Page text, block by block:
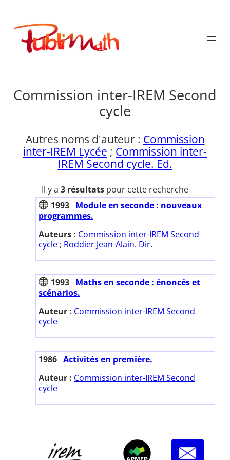
contenu
Publimath
Commission inter-IREM Second
cycle
Autres noms d'auteur : Commission
inter-IREM Lycée ; Commission inter-
IREM Second cycle. Ed.
Il y a 3 résultats pour cette recherche
1993 Module en seconde : nouveaux
programmes.
Auteurs : Commission inter-IREM Second
cycle ; Roddier Jean-Alain. Dir.
1993 Maths en seconde : énoncés et
scénarios.
Auteur : Commission inter-IREM Second
cycle
1986 Activités en première.
Auteur : Commission inter-IREM Second
cycle